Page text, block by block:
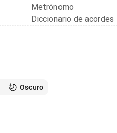
Metrónomo
Diccionario de acordes
Oscuro